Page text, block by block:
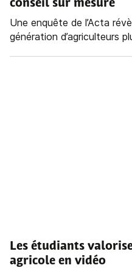
conseil sur mesure
Une enquête de l’Acta
génération d’agriculteurs
Les étudiants
agricole en vidéo